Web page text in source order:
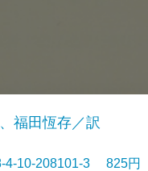
福田恆存／訳
4-10-208101-3 825円